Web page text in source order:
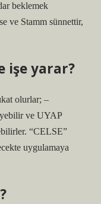
beklemek
ve Stamm sünnettir,
işe yarar?
olurlar; –
ve UYAP
“CELSE”
uygulamaya